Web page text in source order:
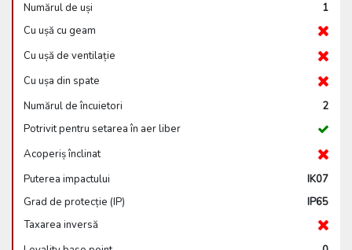
Numărul de uși
1
Cu ușă cu geam
Cu ușă de ventilație
Cu ușa din spate
Numărul de încuietori
2
Potrivit pentru setarea în aer liber
Acoperiș înclinat
Puterea impactului
IK07
Grad de protecție (IP)
IP65
Taxarea inversă